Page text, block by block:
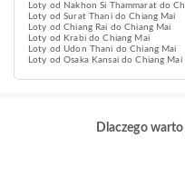
Loty od Nakhon Si Thammarat do
Loty od Surat Thani do Chiang Mai
Loty od Chiang Rai do Chiang Mai
Loty od Krabi do Chiang Mai
Loty od Udon Thani do Chiang Mai
Loty od Osaka Kansai do Chiang Mai
Dlaczego